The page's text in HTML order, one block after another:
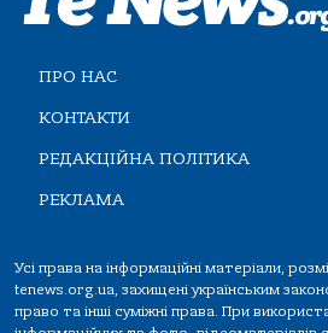
ПРО НАС
КОНТАКТИ
РЕДАКЦІЙНА ПОЛІТИКА
РЕКЛАМА
Усі права на інформаційні матеріали,
tenews.org.ua, захищені українським
право та інші суміжні права. При